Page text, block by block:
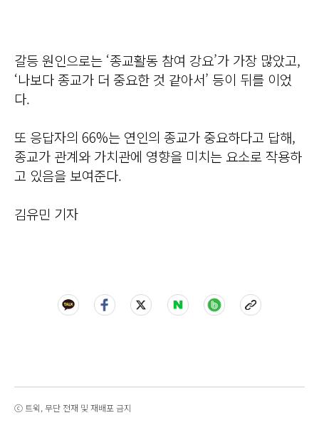
갈등 원인으로는 ‘종교활동 참여 강요’가 가장 많았고,
‘나보다 종교가 더 중요한 것 같아서’ 등이 뒤를 이었
다.
또 응답자의 66%는 연인의 종교가 중요하다고 답해,
종교가 관계와 가치관에 영향을 미치는 요소로 작용하
고 있음을 보여준다.
김유민 기자
ⓒ 트윅, 무단 전재 및 재배포 금지